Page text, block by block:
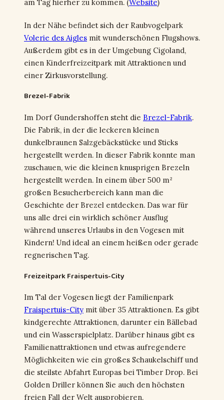
am Tag hierher zu kommen. (Website)
In der Nähe befindet sich der Raubvogelpark
Volerie des Aigles mit wunderschönen Flugshows.
Außerdem gibt es in der Umgebung Cigoland,
einen Kinderfreizeitpark mit Attraktionen und
einer Zirkusvorstellung.
Brezel-Fabrik
Im Dorf Gundershoffen steht die Brezel-Fabrik.
Die Fabrik, in der die leckeren kleinen
dunkelbraunen Salzgebäckstücke und Sticks
hergestellt werden. In dieser Fabrik konnte man
zuschauen, wie die kleinen knusprigen Brezeln
hergestellt werden. In einem über 500 m²
großen Besucherbereich kann man die
Geschichte der Brezel entdecken. Das war für
uns alle drei ein wirklich schöner Ausflug
während unseres Urlaubs in den Vogesen mit
Kindern! Und ideal an einem heißen oder gerade
regnerischen Tag.
Freizeitpark Fraispertuis-City
Im Tal der Vogesen liegt der Familienpark
Fraispertuis-City mit über 35 Attraktionen. Es gibt
kindgerechte Attraktionen, darunter ein Bällebad
und ein Wasserspielplatz. Darüber hinaus gibt es
Familienattraktionen und etwas aufregendere
Möglichkeiten wie ein großes Schaukelschiff und
die steilste Abfahrt Europas bei Timber Drop. Bei
Golden Driller können Sie auch den höchsten
freien Fall der Welt ausprobieren.